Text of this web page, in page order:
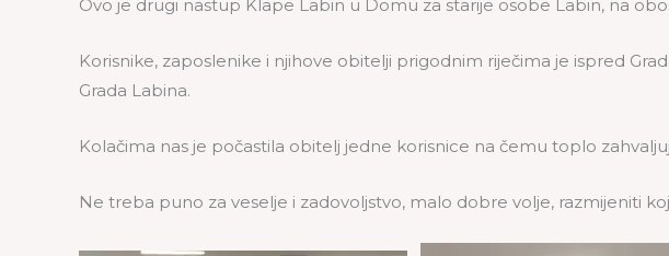
Ovo je drugi nastup Klape Labin u Domu za starije osobe Labin, na
Korisnike, zaposlenike i njihove obitelji prigodnim riječima je ispred
Grada Labina.
Kolačima nas je počastila obitelj jedne korisnice na čemu toplo
Ne treba puno za veselje i zadovoljstvo, malo dobre volje, razmijeniti